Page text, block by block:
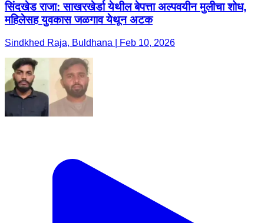
सिंदखेड राजा: साखरखेर्डा येथील बेपत्ता अल्पवयीन मुलीचा शोध,
महिलेसह युवकास जळगाव येथून अटक
Sindkhed Raja, Buldhana | Feb 10, 2026